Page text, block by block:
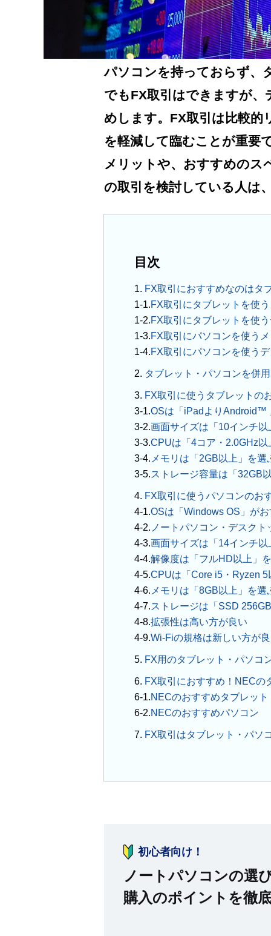
パソコンを持っておらず、
でもFX取引はできますが
めします。FX取引は比較的
を軽減して臨むことが重要
メリットや、おすすめのス
の取引を検討している人は
目次
1. FX取引におすすめなのはタ
FX取引にタブレットを使
FX取引にタブレットを使
FX取引にパソコンを使う
FX取引にパソコンを使う
2. タブレット・パソコンを併
3. FX取引に使うタブレットの
OSは「iPadよりAndroid™
画面サイズは「10インチ以
CPUは「4コア・2.0GHz以
メモリは「2GB以上」を選
ストレージ容量は「32GB
4. FX取引に使うパソコンのお
OSは「Windows OS」が
ノートパソコン・デスク
画面サイズは「14インチ
解像度は「フルHD以上」
CPUは「Core i5・Ryzen 5
メモリは「8GB以上」を選
ストレージは「SSD
拡張性は高い方が良い
Wi-Fiの規格は新しい方が
5. FX用のタブレット・パソコ
6. FX取引におすすめ！NECの
NECのおすすめタブレット
NECのおすすめパソコン
7. FX取引はタブレット・パソ
初心者向け！
ノートパソコンの選
購入のポイントを徹